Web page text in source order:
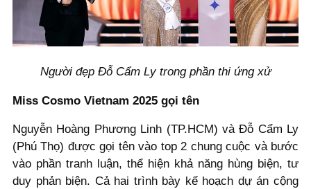
Người đẹp Đỗ Cẩm Ly trong phần thi ứng xử
Miss Cosmo Vietnam 2025 gọi tên
Nguyễn Hoàng Phương Linh (TP.HCM) và Đỗ Cẩm Ly
(Phú Thọ) được gọi tên vào top 2 chung cuộc và bước
vào phần tranh luận, thể hiện khả năng hùng biện, tư
duy phản biện. Cả hai trình bày kế hoạch dự án cộng